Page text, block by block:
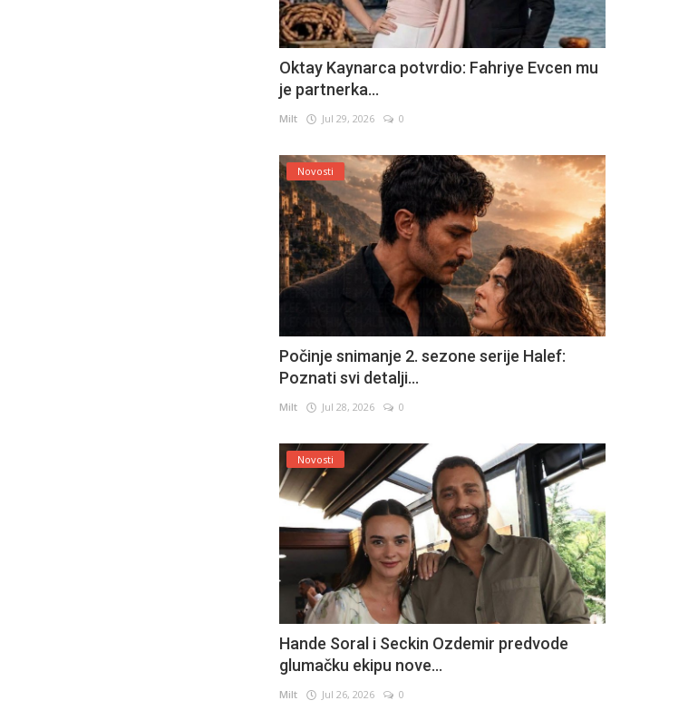
Oktay Kaynarca potvrdio: Fahriye Evcen mu
je partnerka...
Milt Jul 29, 2026 0
Novosti
Počinje snimanje 2. sezone serije Halef:
Poznati svi detalji...
Milt Jul 28, 2026 0
Novosti
Hande Soral i Seckin Ozdemir predvode
glumačku ekipu nove...
Milt Jul 26, 2026 0